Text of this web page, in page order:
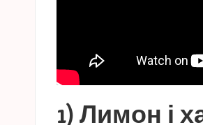
1) Лимон і